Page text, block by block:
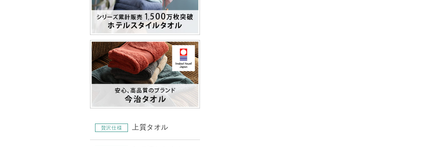
贅沢仕様 上質タオル